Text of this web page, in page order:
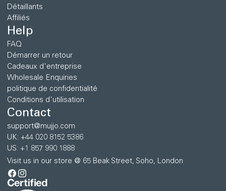
Détaillants
Affiliés
Help
FAQ
Démarrer un retour
Cadeaux d'entreprise
Wholesale Enquiries
politique de confidentialité
Conditions d'utilisation
Contact
support@mujjo.com
UK: +44 020 8152 5386
US: +1 857 990 1888
Visit us in our store @ 65 Beak Street, Soho, London
Facebook